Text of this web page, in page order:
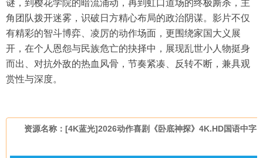
谜，到樱花学院的暗流涌动，再到虹口道场的终极厮杀，主
角团队拨开迷雾，识破日方精心布局的政治阴谋。影片不仅
有精彩的智斗博弈、凌厉的动作场面，更围绕家国大义展
开，在个人恩怨与民族危亡的抉择中，展现乱世小人物挺身
而出、对抗外敌的热血风骨，节奏紧凑、反转不断，兼具观
赏性与深度。
资源名称：[4K蓝光]2026动作喜剧《卧底神探》4K.HD国语中字